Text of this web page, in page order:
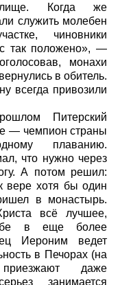
Когда же
служить молебен
чиновники
так положено», —
монахи
в обитель.
всегда привозили
Питерский
— чемпион страны
плаванию.
что нужно через
А потом решил:
вере хотя бы один
в монастырь.
всё лучшее,
в еще более
Иероним ведет
в Печорах (на
даже
занимается